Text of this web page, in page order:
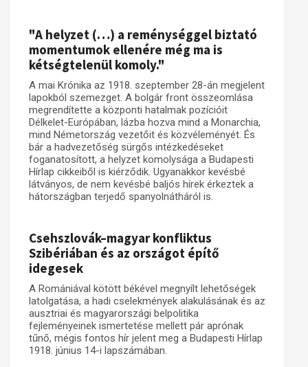
"A helyzet (…) a reménységgel biztató
momentumok ellenére még ma is
kétségtelenül komoly."
A mai Krónika az 1918. szeptember 28-án megjelent
lapokból szemezget. A bolgár front összeomlása
megrendítette a központi hatalmak pozícióit
Délkelet-Európában, lázba hozva mind a Monarchia,
mind Németország vezetőit és közvéleményét. És
bár a hadvezetőség sürgős intézkedéseket
foganatosított, a helyzet komolysága a Budapesti
Hírlap cikkeiből is kiérződik. Ugyanakkor kevésbé
látványos, de nem kevésbé baljós hírek érkeztek a
hátországban terjedő spanyolnátháról is.
Csehszlovák–magyar konfliktus
Szibériában és az országot építő
idegesek
A Romániával kötött békével megnyílt lehetőségek
latolgatása, a hadi cselekmények alakulásának és az
ausztriai és magyarországi belpolitika
fejleményeinek ismertetése mellett pár aprónak
tűnő, mégis fontos hír jelent meg a Budapesti Hírlap
1918. június 14-i lapszámában.